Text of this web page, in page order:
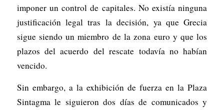
imponer un control de capitales. No existía ninguna
justificación legal tras la decisión, ya que Grecia
sigue siendo un miembro de la zona euro y que los
plazos del acuerdo del rescate todavía no habían
vencido.
Sin embargo, a la exhibición de fuerza en la Plaza
Sintagma le siguieron dos días de comunicados y